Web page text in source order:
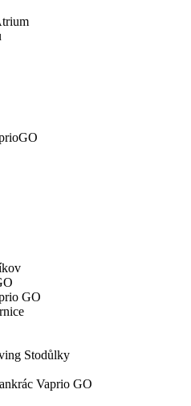
GO
Stodůlky
Vaprio GO